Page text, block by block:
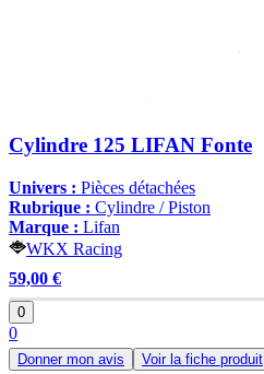
Cylindre 125 LIFAN Fonte
Univers : Pièces détachées
Rubrique : Cylindre / Piston
Marque : Lifan
WKX Racing
59,00 €
0
0
Donner mon avis Voir la fiche produit